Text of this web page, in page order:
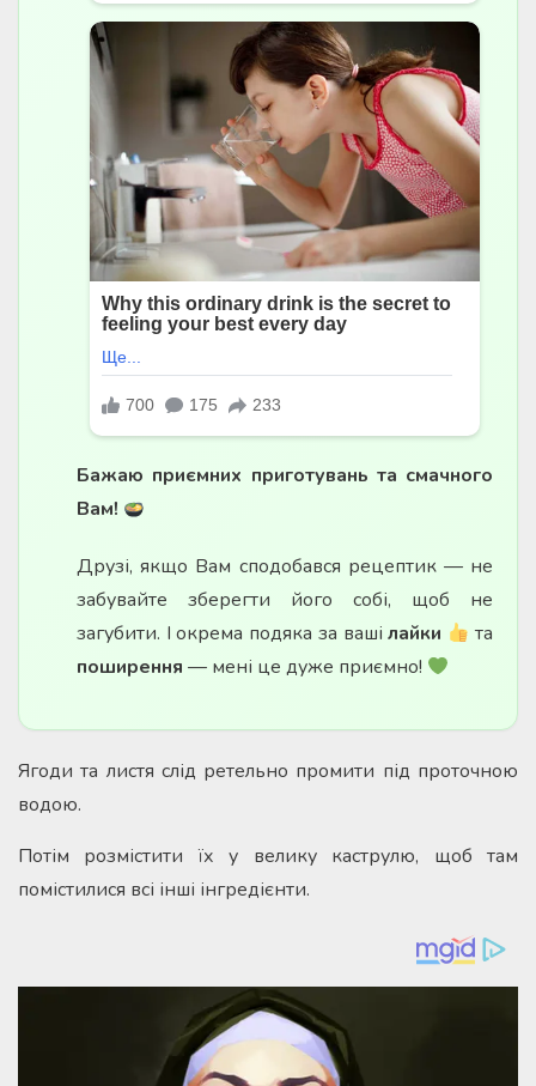
Бажаю приємних приготувань та смачного
Вам!
Друзі, якщо Вам сподобався рецептик — не
забувайте зберегти його собі, щоб не
загубити. І окрема подяка за вашілайки
та
поширення — мені це дуже приємно!
Ягоди та листя слід ретельно промити під проточною
водою.
Потім розмістити їх у велику каструлю, щоб там
помістилися всі інші інгредієнти.